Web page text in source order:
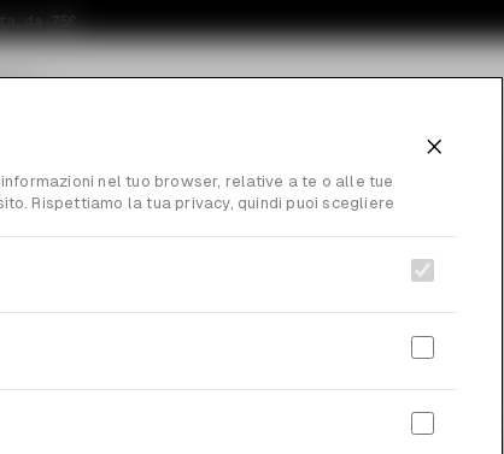
nel tuo browser, relative a te o alle tue
Rispettiamo la tua privacy, quindi puoi scegliere
da 75€
Radioso Risveglio
Paga in 3 rate da€12.33senza interessi.